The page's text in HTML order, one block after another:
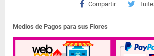
Compartir
Medios de Pagos para sus Flores